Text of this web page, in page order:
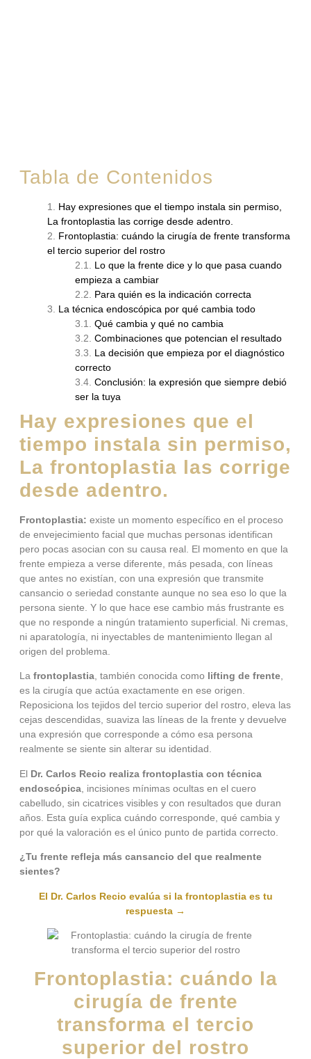
Tabla de Contenidos
Hay expresiones que el tiempo instala sin permiso,
La frontoplastia las corrige desde adentro.
Frontoplastia: cuándo la cirugía de frente transforma
el tercio superior del rostro
Lo que la frente dice y lo que pasa cuando
empieza a cambiar
Para quién es la indicación correcta
La técnica endoscópica por qué cambia todo
Qué cambia y qué no cambia
Combinaciones que potencian el resultado
La decisión que empieza por el diagnóstico
correcto
Conclusión: la expresión que siempre debió
ser la tuya
Hay expresiones que el
tiempo instala sin permiso,
La frontoplastia las corrige
desde adentro.
Frontoplastia: existe un momento específico en el proceso
de envejecimiento facial que muchas personas identifican
pero pocas asocian con su causa real. El momento en que la
frente empieza a verse diferente, más pesada, con líneas
que antes no existían, con una expresión que transmite
cansancio o seriedad constante aunque no sea eso lo que la
persona siente. Y lo que hace ese cambio más frustrante es
que no responde a ningún tratamiento superficial. Ni cremas,
ni aparatología, ni inyectables de mantenimiento llegan al
origen del problema.
La frontoplastia, también conocida como lifting de frente,
es la cirugía que actúa exactamente en ese origen.
Reposiciona los tejidos del tercio superior del rostro, eleva las
cejas descendidas, suaviza las líneas de la frente y devuelve
una expresión que corresponde a cómo esa persona
realmente se siente sin alterar su identidad.
El Dr. Carlos Recio realiza frontoplastia con técnica
endoscópica , incisiones mínimas ocultas en el cuero
cabelludo, sin cicatrices visibles y con resultados que duran
años. Esta guía explica cuándo corresponde, qué cambia y
por qué la valoración es el único punto de partida correcto.
¿Tu frente refleja más cansancio del que realmente
sientes?
El Dr. Carlos Recio evalúa si la frontoplastia es tu
respuesta →
Frontoplastia: cuándo la
cirugía de frente
transforma el tercio
superior del rostro